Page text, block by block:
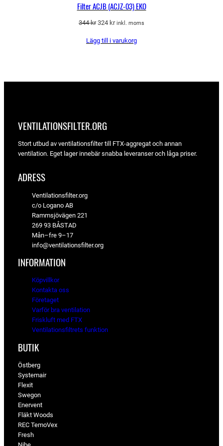
Filter ACJB (ACJZ-03) EKO
344kr Det
priset
324 krDet
priset
inkl. moms
Lägg till i varukorg
VENTILATIONSFILTER­.ORG
Stort utbud av ventilationsfilter till FTX-aggregat och annan
ventilation. Eget lager innebär snabba leveranser och låga priser.
ADRESS
Ventilationsfilter.org
c/o Logano AB
Rammsjövägen 221
269 93 BÅSTAD
Mån–fre 9–17
info@ventilationsfilter.org
INFORMATION
Köpvillkor
Kontakta oss
Företaget
Varför bra ventilation
Friskluft med FTX
Ventilationsfiltrets funktion
BUTIK
Östberg
Systemair
Flexit
Swegon
Enervent
Fläkt Woods
REC TemoVex
Fresh